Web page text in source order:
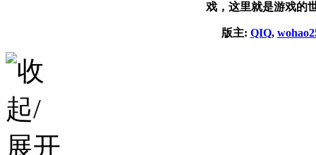
戏，这里就是游戏的
版主: QIQ,